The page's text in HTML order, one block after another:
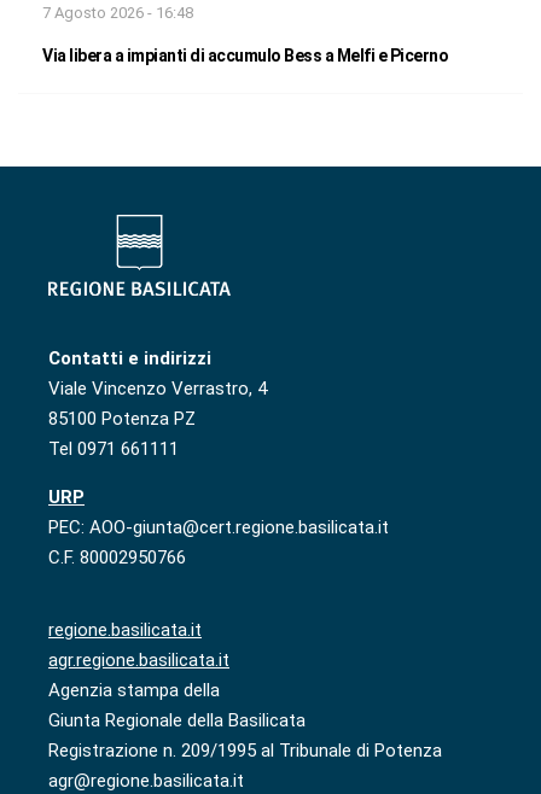
7 Agosto 2026 - 16:48
Via libera a impianti di accumulo Bess a Melfi e Picerno
Contatti e indirizzi
Viale Vincenzo Verrastro, 4
85100 Potenza PZ
Tel 0971 661111
URP
PEC: AOO-giunta@cert.regione.basilicata.it
C.F. 80002950766
regione.basilicata.it
agr.regione.basilicata.it
Agenzia stampa della
Giunta Regionale della Basilicata
Registrazione n. 209/1995 al Tribunale di Potenza
agr@regione.basilicata.it